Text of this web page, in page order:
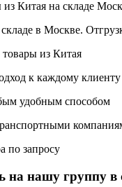
Китая на складе
в Москве.
из Китая
к каждому клиенту
удобным способом
по запросу
на нашу группу в